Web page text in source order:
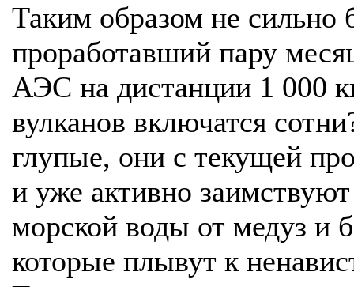
Таким образом не сильно
проработавший пару
АЭС на дистанции 1 000
вулканов включатся
глупые, они с текущей
и уже активно
морской воды от медуз и
которые плывут к